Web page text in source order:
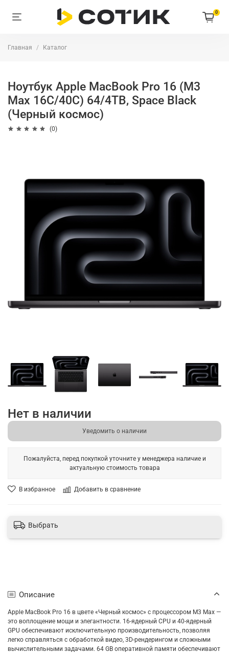
0
Главная Каталог
Ноутбук Apple MacBook Pro 16 (M3
Max 16С/40C) 64/4TB, Space Black
(Черный космос)
(0)
В избранное Добавить в сравнение
Нет в наличии
Уведомить о наличии
Пожалуйста, перед покупкой уточните у менеджера наличие и
актуальную стоимость товара
Выбрать
Описание
Apple MacBook Pro 16 в цвете «Черный космос» с процессором M3 Max —
это воплощение мощи и элегантности. 16-ядерный CPU и 40-ядерный
GPU обеспечивают исключительную производительность, позволяя
легко справляться с обработкой видео, 3D-рендерингом и сложными
вычислительными задачами. 64 GB оперативной памяти обеспечивают